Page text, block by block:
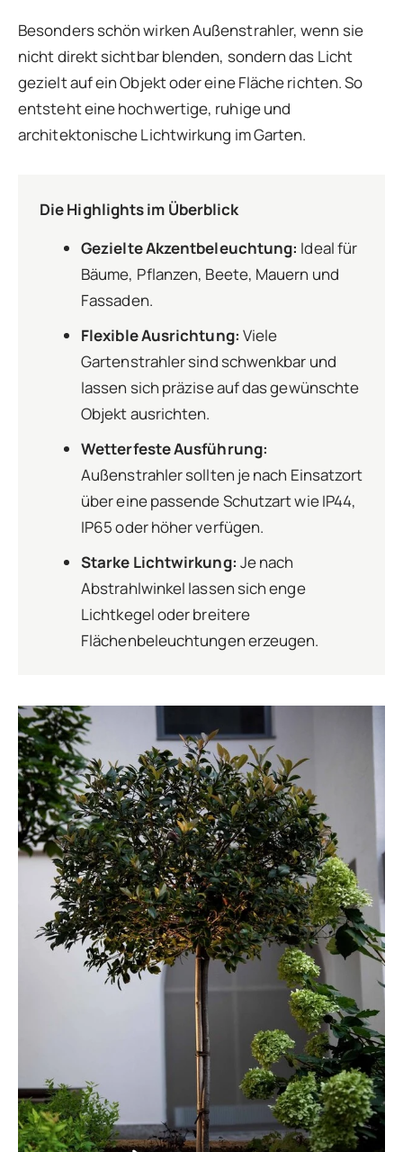
Besonders schön wirken Außenstrahler, wenn sie
nicht direkt sichtbar blenden, sondern das Licht
gezielt auf ein Objekt oder eine Fläche richten. So
entsteht eine hochwertige, ruhige und
architektonische Lichtwirkung im Garten.
Die Highlights im Überblick
Gezielte Akzentbeleuchtung: Ideal für
Bäume, Pflanzen, Beete, Mauern und
Fassaden.
Flexible Ausrichtung: Viele
Gartenstrahler sind schwenkbar und
lassen sich präzise auf das gewünschte
Objekt ausrichten.
Wetterfeste Ausführung:
Außenstrahler sollten je nach Einsatzort
über eine passende Schutzart wie IP44,
IP65 oder höher verfügen.
Starke Lichtwirkung: Je nach
Abstrahlwinkel lassen sich enge
Lichtkegel oder breitere
Flächenbeleuchtungen erzeugen.